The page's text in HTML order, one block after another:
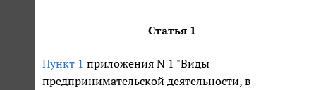
Статья 1
Пункт 1 приложения N 1 "Виды
предпринимательской деятельности, в